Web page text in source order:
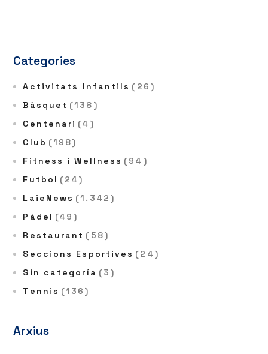
Categories
Activitats Infantils (26)
Bàsquet (138)
Centenari (4)
Club (198)
Fitness i Wellness (94)
Futbol (24)
LaieNews (1.342)
Pàdel (49)
Restaurant (58)
Seccions Esportives (24)
Sin categoría (3)
Tennis (136)
Arxius